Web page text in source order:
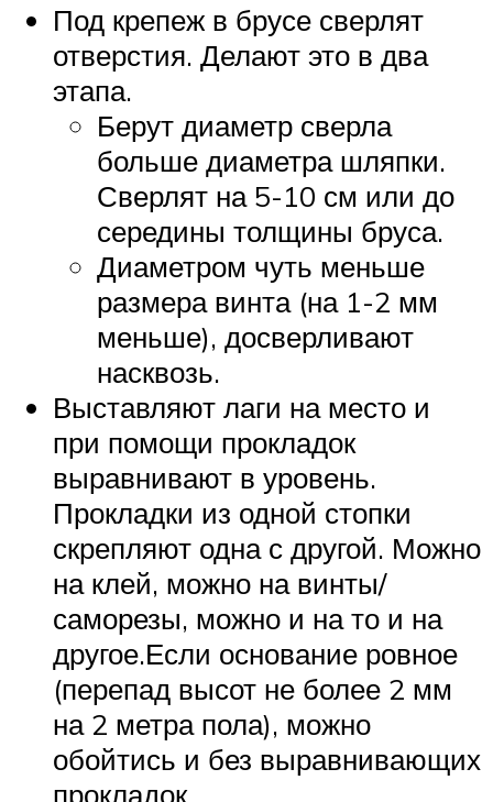
Под крепеж в брусе сверлят
отверстия. Делают это в два
этапа.
Берут диаметр сверла
больше диаметра шляпки.
Сверлят на 5-10 см или до
середины толщины бруса.
Диаметром чуть меньше
размера винта (на 1-2 мм
меньше), досверливают
насквозь.
Выставляют лаги на место и
при помощи прокладок
выравнивают в уровень.
Прокладки из одной стопки
скрепляют одна с другой. Можно
на клей, можно на винты/
саморезы, можно и на то и на
другое.Если основание ровное
(перепад высот не более 2 мм
на 2 метра пола), можно
обойтись и без выравнивающих
прокладок